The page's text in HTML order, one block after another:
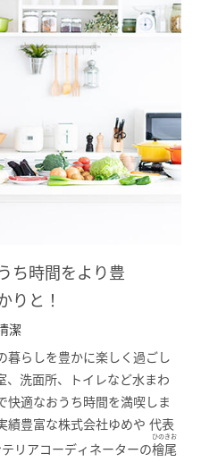
ち時間をより豊
りと！
潔
暮らしを豊かに楽しく過ごし
、洗面所、トイレなど水まわ
快適なおうち時間を満喫しま
績豊富な株式会社ゆめや 代表
リアコーディネーターの檜尾
ひのきお